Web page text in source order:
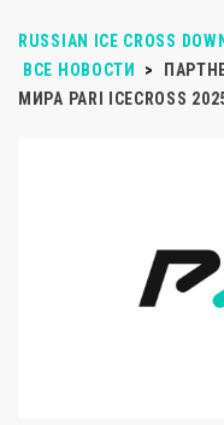
RUSSIAN ICE CROSS
ВСЕ НОВОСТИ
>
МИРА PARI ICECROSS